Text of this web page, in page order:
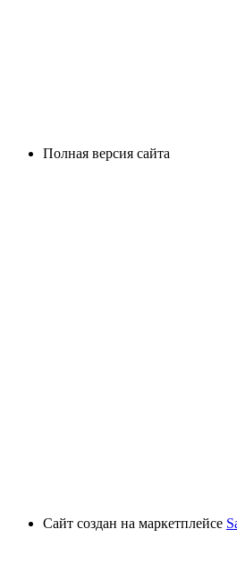
Полная версия сайта
Сайт создан на маркетплейсе